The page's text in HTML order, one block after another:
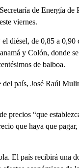
de Energía de
viernes.
diésel, de 0,85 a 0,90
y Colón, donde
de balboa.
país, José Raúl
precios “que
que haya que
El país recibirá una